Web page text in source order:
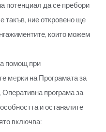
потенциал да се пребори
такъв, ние откровено ще
които можем
помощ при
мeрки на Програмата за
Оперативна програма за
и останалите
включва: